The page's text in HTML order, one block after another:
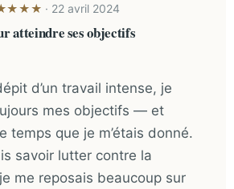
· 22 avril 2024
atteindre ses objectifs
d’un travail intense, je
mes objectifs — et
temps que je m’étais donné.
savoir lutter contre la
me reposais beaucoup sur